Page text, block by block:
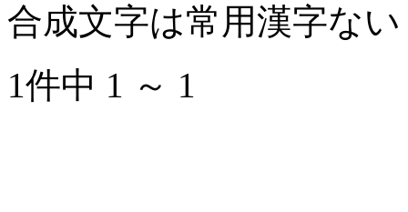
合成文字は常用漢字な
1件中 1 ～ 1